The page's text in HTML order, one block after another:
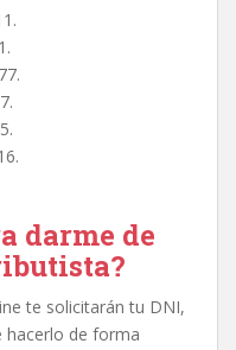
darme de
te solicitarán tu DNI,
hacerlo de forma